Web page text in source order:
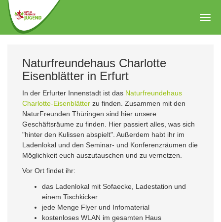
Zum
Hauptinhalt
springen
Naturfreundehaus Charlotte
Eisenblätter in Erfurt
In der Erfurter Innenstadt ist das Naturfreundehaus
Charlotte-Eisenblätter zu finden. Zusammen mit den
NaturFreunden Thüringen sind hier unsere
Geschäftsräume zu finden. Hier passiert alles, was sich
"hinter den Kulissen abspielt". Außerdem habt ihr im
Ladenlokal und den Seminar- und Konferenzräumen die
Möglichkeit euch auszutauschen und zu vernetzen.
Vor Ort findet ihr:
das Ladenlokal mit Sofaecke, Ladestation und
einem Tischkicker
jede Menge Flyer und Infomaterial
kostenloses WLAN im gesamten Haus